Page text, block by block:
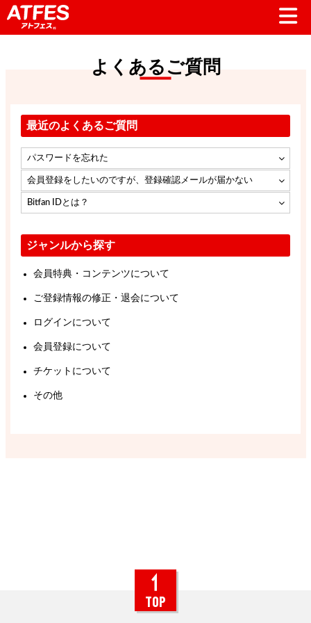
よくあるご質問
最近のよくあるご質問
パスワードを忘れた
会員登録をしたいのですが、登録確認メールが届かない
Bitfan IDとは？
ジャンルから探す
会員特典・コンテンツについて
ご登録情報の修正・退会について
ログインについて
会員登録について
チケットについて
その他
TOP